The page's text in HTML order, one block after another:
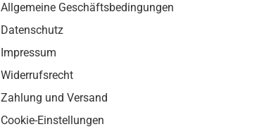
Allgemeine Geschäftsbedingungen
Datenschutz
Impressum
Widerrufsrecht
Zahlung und Versand
Cookie-Einstellungen